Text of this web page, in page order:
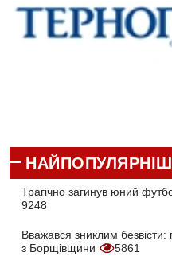
Трагічно загинув юний
9248
Вважався зниклим безвісти:
з Борщівщини
5861